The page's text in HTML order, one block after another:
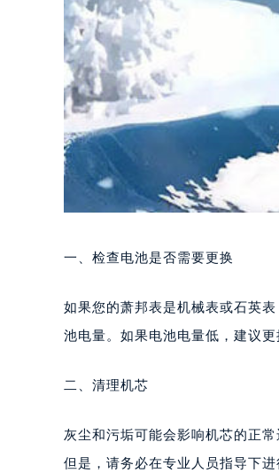
一、检查电池是否需要更换
如果您的萧邦表是机械表或石英
池电量。如果电池电量低，建议
二、清理机芯
灰尘和污垢可能会影响机芯的正
但是，请务必在专业人员指导下